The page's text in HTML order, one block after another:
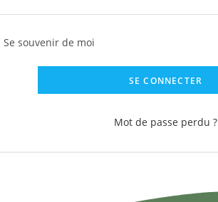
Se souvenir de moi
SE CONNECTER
Mot de passe perdu ?